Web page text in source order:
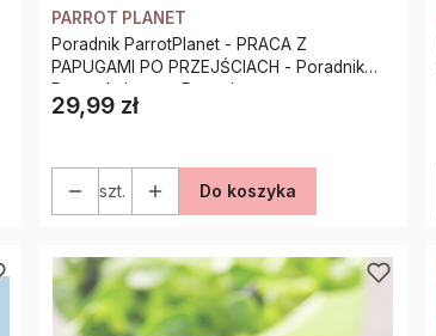
PARROT PLANET
Poradnik ParrotPlanet - PRACA Z
PAPUGAMI PO PRZEJŚCIACH - Poradnik
Początkującego Papuziarza
Cena
29,99 zł
szt. Do koszyka